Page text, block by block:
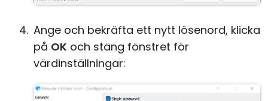
Ange och bekräfta ett nytt lösenord, klicka
på OK och stäng fönstret för
värdinställningar: